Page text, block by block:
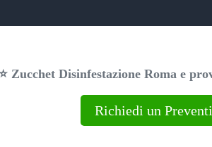
Zucchet Disinfestazione Roma e
Richiedi un